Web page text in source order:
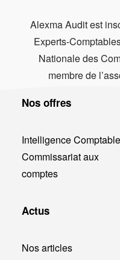
Alexma Audit est
Experts-
Nationale des
membre de
Nos offres
Intelligence Comptable
Commissariat aux
comptes
Actus
Nos articles